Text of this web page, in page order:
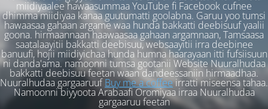
miidiyaalee hawaasummaa YouTube fi Facebook cufnee
dhimma miidiyaa kanaa guutumatti goolabna. Garuu yoo tumsi
hawaasaa gahaan argame waa hunda bakkatti deebisuuf yaalii
goona. hirmaannaan haawaasaa gahaan argamnaan, Tamsaasa
saatalaayitii bakkatti deebisuu, websaayitii irra deebinee
banuufi, hojii miidiyichaa hunda humna haarayaan itti fufsiisuun
ni danda'ama. namoonni tumsa gootanii Website Nuuralhudaa
bakkatti deebisuu feetan waan dandeessaniin hirmaadhaa.
Nuuralhudaa gargaaruufBuy me a coffeeirratti miseensa tahaa.
Namoonni biyyoota Arabaafi Oromiyaa irraa Nuuralhudaa
gargaaruu feetan